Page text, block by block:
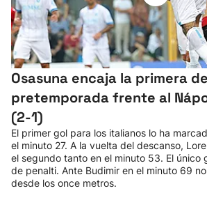
Osasuna encaja la primera
pretemporada frente al
(2-1)
El primer gol para los italianos lo ha
el minuto 27. A la vuelta del descanso,
el segundo tanto en el minuto 53. El único
de penalti. Ante Budimir en el minuto 69
desde los once metros.